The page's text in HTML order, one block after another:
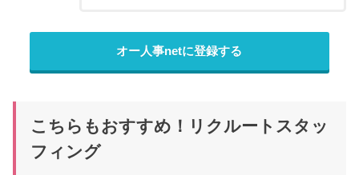
オー人事netに登録する
こちらもおすすめ！リクルートスタッ
フィング